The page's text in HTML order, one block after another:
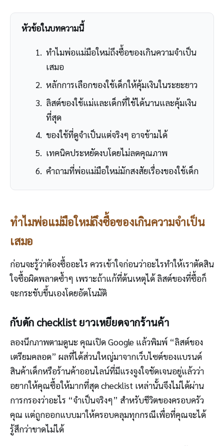
หัวข้อในบทความนี้
ทำไมพ่อแม่มือใหม่ถึงซื้อของเกินความจำเป็น
เสมอ
หลักการเลือกของใช้เด็กให้คุ้มเงินในระยะยาว
ลิสต์ของใช้แม่และเด็กที่ใช้ได้นานและคุ้มเงิน
ที่สุด
ของใช้ที่ดูจำเป็นแต่จริงๆ อาจข้ามได้
เทคนิคประหยัดงบโดยไม่ลดคุณภาพ
คำถามที่พ่อแม่มือใหม่มักสงสัยเรื่องของใช้เด็ก
ทำไมพ่อแม่มือใหม่ถึงซื้อของเกินความจำเป็น
เสมอ
ก่อนจะรู้ว่าต้องซื้ออะไร ควรเข้าใจก่อนว่าอะไรทำให้เราตัดสิน
ใจซื้อผิดพลาดซ้ำๆ เพราะถ้าแก้ที่ต้นเหตุได้ ลิสต์ของที่ซื้อก็
จะกระชับขึ้นเองโดยอัตโนมัติ
กับดัก checklist ยาวเหยียดจากร้านค้า
ลองนึกภาพตามดูนะ คุณเปิด Google แล้วพิมพ์ “ลิสต์ของ
เตรียมคลอด” ผลที่ได้ส่วนใหญ่มาจากเว็บไซต์ของแบรนด์
สินค้าเด็กหรือร้านค้าออนไลน์ที่มีแรงจูงใจชัดเจนอยู่แล้วว่า
อยากให้คุณซื้อให้มากที่สุด checklist เหล่านั้นจึงไม่ได้ผ่าน
การกรองว่าอะไร “จำเป็นจริงๆ” สำหรับชีวิตของครอบครัว
คุณ แต่ถูกออกแบบมาให้ครอบคลุมทุกกรณีเพื่อที่คุณจะได้
รู้สึกว่าขาดไม่ได้